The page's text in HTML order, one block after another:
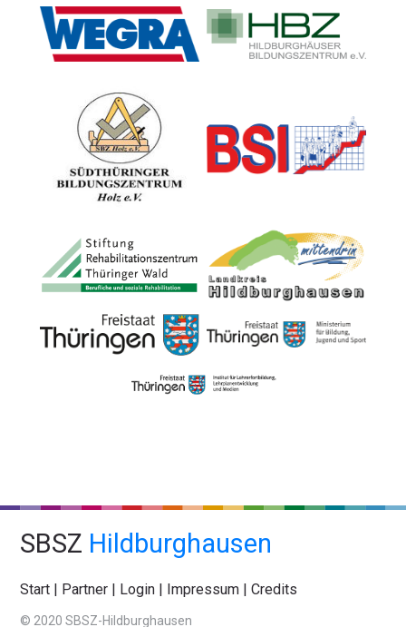
SBSZ Hildburghausen
Start | Partner | Login | Impressum |Credits
© 2020 SBSZ-Hildburghausen